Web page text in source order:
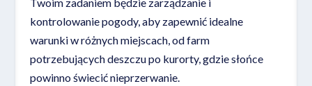
Twoim zadaniem będzie zarządzanie i
kontrolowanie pogody, aby zapewnić idealne
warunki w różnych miejscach, od farm
potrzebujących deszczu po kurorty, gdzie słońce
powinno świecić nieprzerwanie.